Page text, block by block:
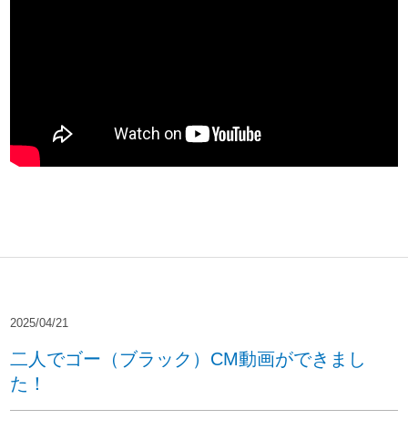
2025/04/21
二人でゴー（ブラック）CM動画ができまし
た！